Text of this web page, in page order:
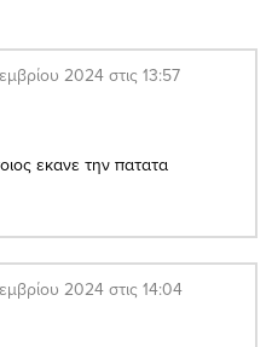
2024 στις 13:57
εκανε την πατατα
2024 στις 14:04